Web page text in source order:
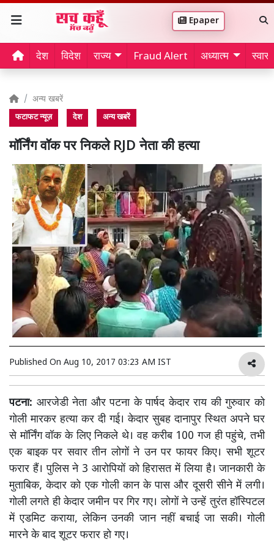
Epaper
देश विदेश राज्य Fraud Alert अध्यात्म
अन्य खबरें
फटाफट न्यूज़ देश अन्य खबरें
मॉर्निंग वॉक पर निकले RJD नेता की हत्या
Published On Aug 10, 2017 03:23 AM IST
पटना: आरजेडी नेता और पटना के पार्षद केदार राय की गुरुवार को
गोली मारकर हत्या कर दी गई। केदार सुबह दानापुर स्थित अपने घर
से मॉर्निंग वॉक के लिए निकले थे। वह करीब 100 गज ही पहुंचे, तभी
एक बाइक पर सवार तीन लोगों ने उन पर फायर किए। सभी शूटर
फरार हैं। पुलिस ने 3 आरोपियों को हिरासत में लिया है। जानकारी के
मुताबिक, केदार को एक गोली कान के पास और दूसरी सीने में लगी।
गोली लगते ही केदार जमीन पर गिर गए। लोगों ने उन्हें तुरंत हॉस्पिटल
में एडमिट कराया, लेकिन उनकी जान नहीं बचाई जा सकी। गोली
मारने के बाद शूटर फरार हो गए।